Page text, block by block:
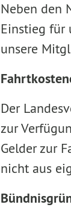
Neben den
Einstieg für
unsere
Der
zur
Gelder zur
nicht aus